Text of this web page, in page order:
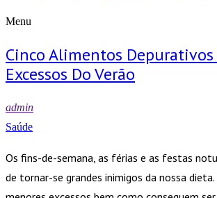
Menu
Cinco Alimentos Depurativos
Excessos Do Verão
admin
Saúde
Os fins-de-semana, as férias e as festas
de tornar-se grandes inimigos da nossa